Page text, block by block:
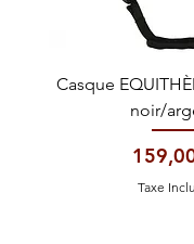
Casque
noir/
Prix
Taxe